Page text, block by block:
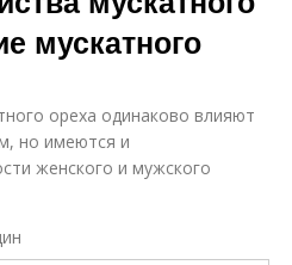
мускатного
ореха одинаково влияют
но имеются и
женского и мужского